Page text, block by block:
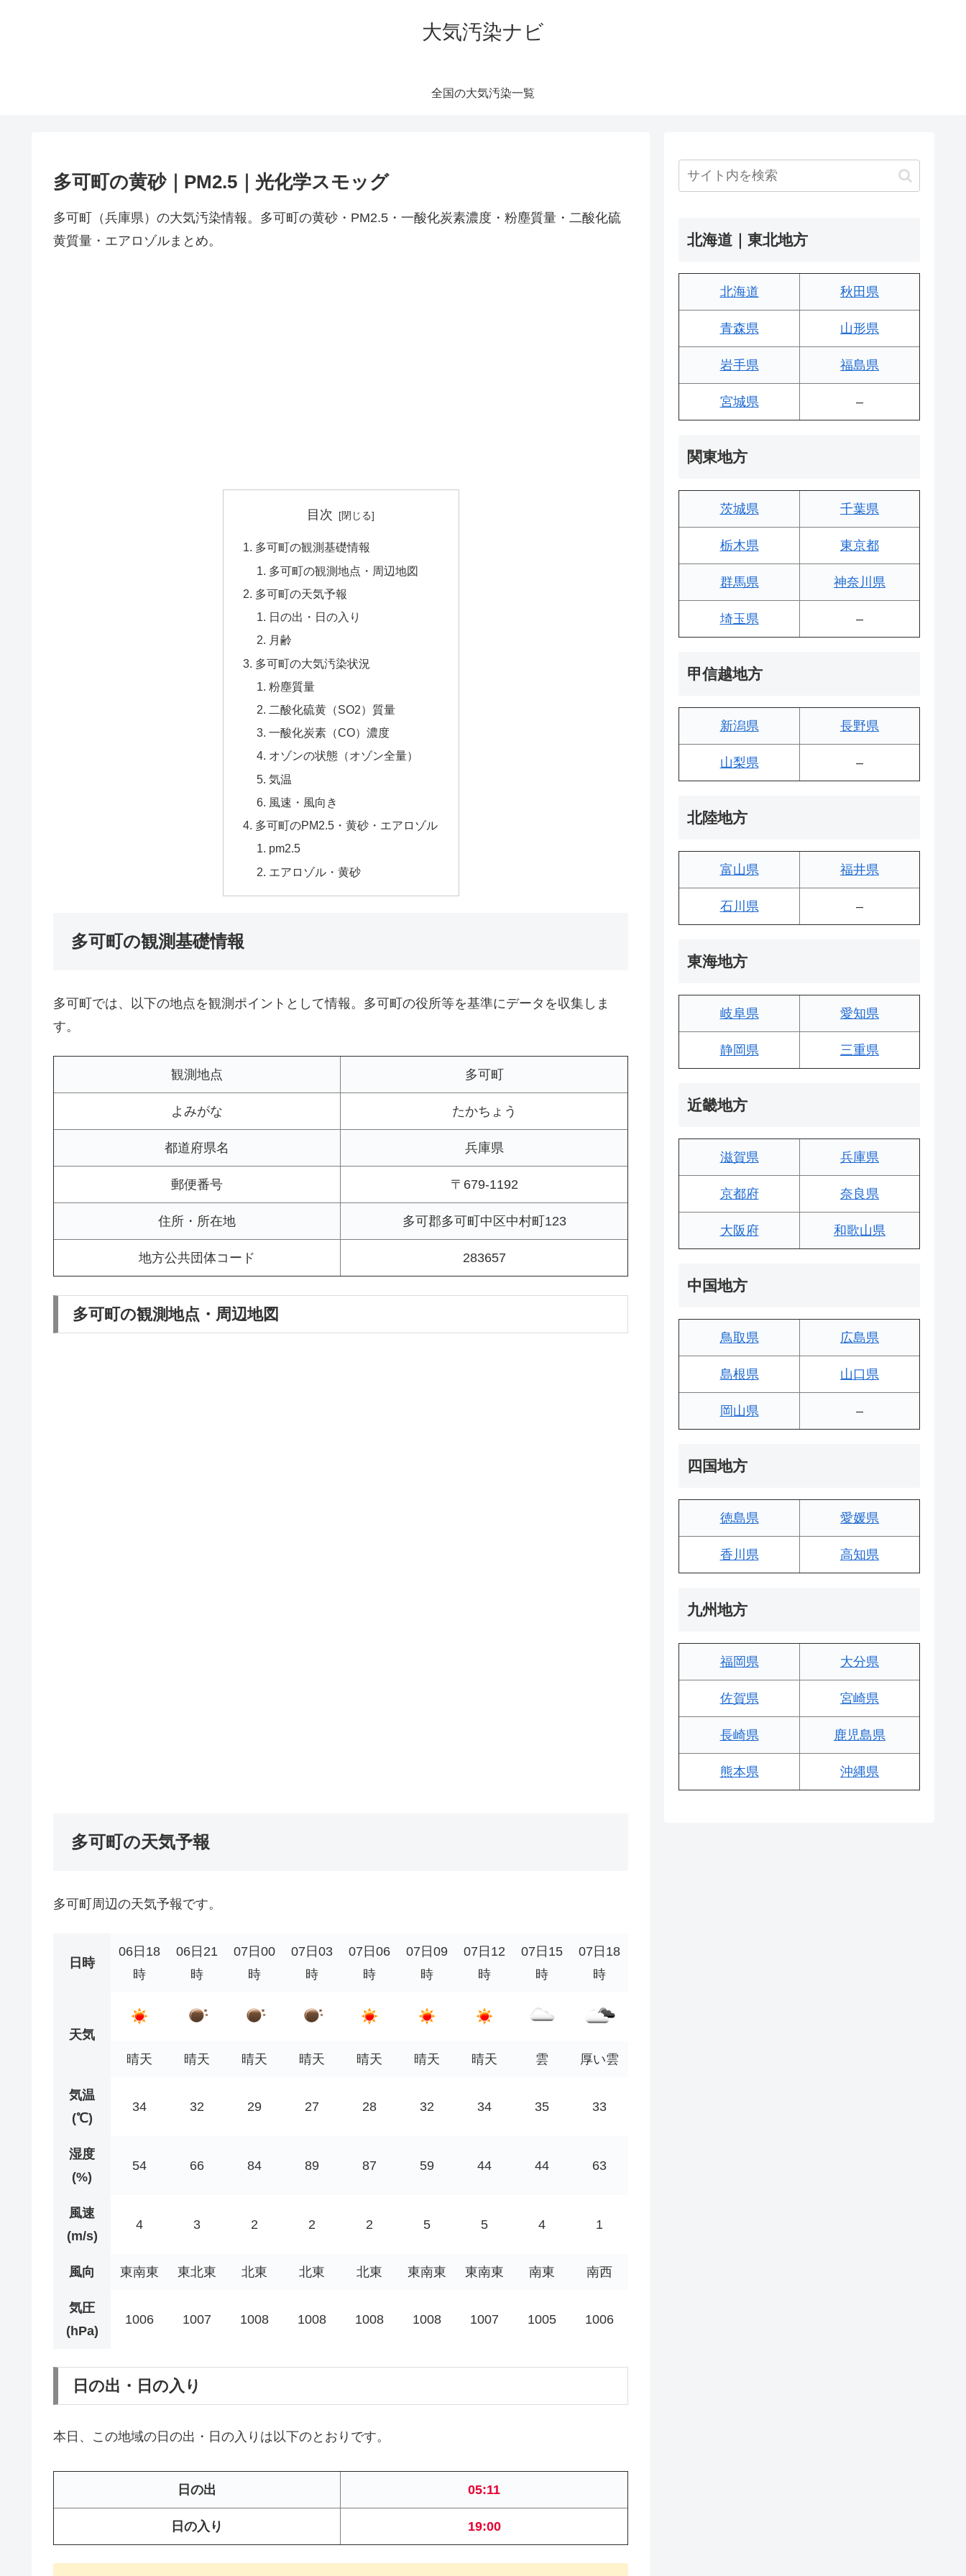
大気汚染ナビ
全国の大気汚染一覧
多可町の黄砂｜PM2.5｜光化学スモッグ
多可町（兵庫県）の大気汚染情報。多可町の黄砂・PM2.5・一酸化炭素濃度・粉塵質量・二酸化硫
黄質量・エアロゾルまとめ。
目次
多可町の観測基礎情報
多可町の観測地点・周辺地図
多可町の天気予報
日の出・日の入り
月齢
多可町の大気汚染状況
粉塵質量
二酸化硫黄（SO2）質量
一酸化炭素（CO）濃度
オゾンの状態（オゾン全量）
気温
風速・風向き
多可町のPM2.5・黄砂・エアロゾル
pm2.5
エアロゾル・黄砂
多可町の観測基礎情報
多可町では、以下の地点を観測ポイントとして情報。多可町の役所等を基準にデータを収集しま
す。
観測地点 多可町
よみがな たかちょう
都道府県名 兵庫県
郵便番号 〒679-1192
住所・所在地 多可郡多可町中区中村町123
地方公共団体コード 283657
多可町の観測地点・周辺地図
多可町の天気予報
多可町周辺の天気予報です。
日時
06日18
時
06日21
時
07日00
時
07日03
時
07日06
時
07日09
時
07日12
時
07日15
時
07日18
時
天気
晴天
晴天 晴天 晴天 晴天 晴天 晴天 雲 厚い雲
気温
(℃)
34 32 29 27 28 32 34 35 33
湿度
(%)
54 66 84 89 87 59 44 44 63
風速
(m/s)
4 3 2 2 2 5 5 4 1
風向 東南東 東北東 北東 北東 北東 東南東 東南東 南東 南西
気圧
(hPa)
1006 1007 1008 1008 1008 1008 1007 1005 1006
日の出・日の入り
本日、この地域の日の出・日の入りは以下のとおりです。
日の出 05:11
日の入り 19:00
北海道｜東北地方
北海道 秋田県
青森県 山形県
岩手県 福島県
宮城県 –
関東地方
茨城県 千葉県
栃木県 東京都
群馬県 神奈川県
埼玉県 –
甲信越地方
新潟県 長野県
山梨県 –
北陸地方
富山県 福井県
石川県 –
東海地方
岐阜県 愛知県
静岡県 三重県
近畿地方
滋賀県 兵庫県
京都府 奈良県
大阪府 和歌山県
中国地方
鳥取県 広島県
島根県 山口県
岡山県 –
四国地方
徳島県 愛媛県
香川県 高知県
九州地方
福岡県 大分県
佐賀県 宮崎県
長崎県 鹿児島県
熊本県 沖縄県